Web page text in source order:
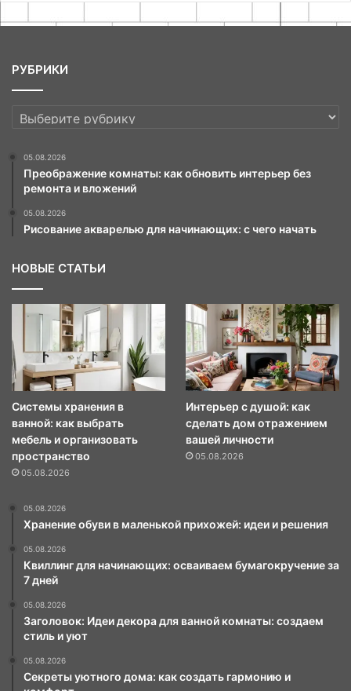
РУБРИКИ
РУБРИКИ
05.08.2026
Преображение комнаты: как обновить интерьер без
ремонта и вложений
05.08.2026
Рисование акварелью для начинающих: с чего начать
НОВЫЕ СТАТЬИ
Системы хранения в
ванной: как выбрать
мебель и организовать
пространство
05.08.2026
Интерьер с душой: как
сделать дом отражением
вашей личности
05.08.2026
05.08.2026
Хранение обуви в маленькой прихожей: идеи и решения
05.08.2026
Квиллинг для начинающих: осваиваем бумагокручение за
7 дней
05.08.2026
Заголовок: Идеи декора для ванной комнаты: создаем
стиль и уют
05.08.2026
Секреты уютного дома: как создать гармонию и